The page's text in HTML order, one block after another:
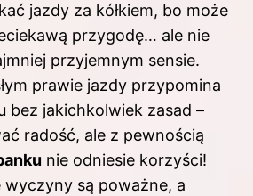
jazdy za kółkiem, bo może
przygodę… ale nie
przyjemnym sensie.
prawie jazdy przypomina
bez jakichkolwiek zasad –
radość, ale z pewnością
nie odniesie korzyści!
wyczyny są poważne, a